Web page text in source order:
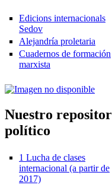
Edicions internacionals
Sedov
Alejandría proletaria
Cuadernos de formación
marxista
Nuestro
político
1 Lucha de clases
internacional (a partir de
2017)